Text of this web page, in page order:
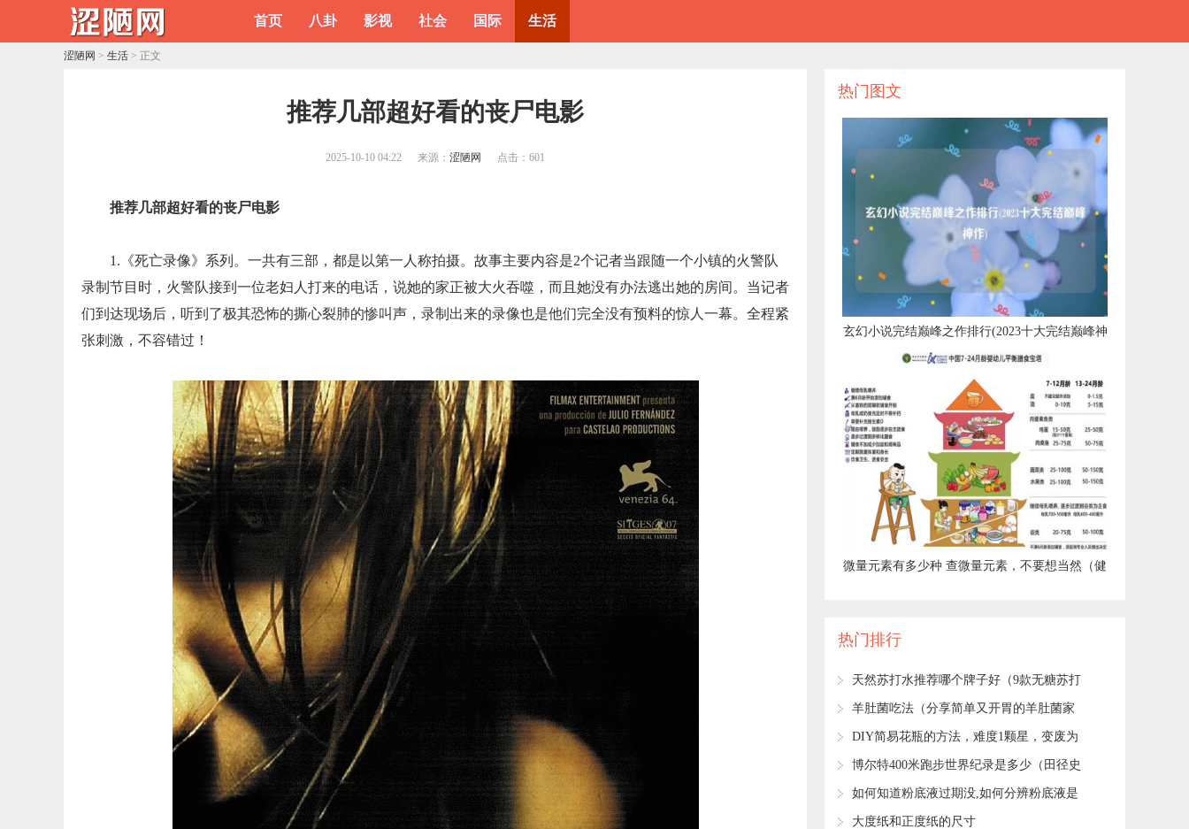
首页 八卦 影视 社会 国际 生活
涩陋网 > 生活 > 正文
​推荐几部超好看的丧尸电影
2025-10-10 04:22 来源： 涩陋网 点击： 601
推荐几部超好看的丧尸电影
1.《死亡录像》系列。一共有三部，都是以第一人称拍摄。故事主要内容是2个记者当跟随一个小镇的火警队
录制节目时，火警队接到一位老妇人打来的电话，说她的家正被大火吞噬，而且她没有办法逃出她的房间。当记者
们到达现场后，听到了极其恐怖的撕心裂肺的惨叫声，录制出来的录像也是他们完全没有预料的惊人一幕。全程紧
张刺激，不容错过！
热门图文
​玄幻小说完结巅峰之作排行(2023十大完结巅峰神
作)
​微量元素有多少种 查微量元素，不要想当然（健
热门排行
​天然苏打水推荐哪个牌子好（9款无糖苏打
水评测）
​羊肚菌吃法（分享简单又开胃的羊肚菌家
常吃法）
​DIY简易花瓶的方法，难度1颗星，变废为
宝的小妙招！
​博尔特400米跑步世界纪录是多少（田径史
上世界纪录的七次飞跃）
​如何知道粉底液过期没,如何分辨粉底液是
否过期
​大度纸和正度纸的尺寸